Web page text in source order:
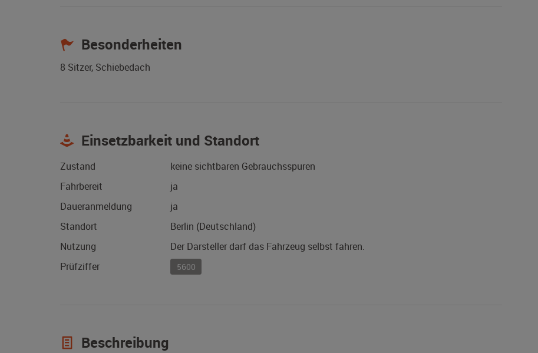
Besonderheiten
8 Sitzer, Schiebedach
Einsetzbarkeit und Standort
Zustand
keine sichtbaren Gebrauchsspuren
Fahrbereit
ja
Daueranmeldung
ja
Standort
Berlin (Deutschland)
Nutzung
Der Darsteller darf das Fahrzeug selbst fahren.
Prüfziffer
5600
Beschreibung